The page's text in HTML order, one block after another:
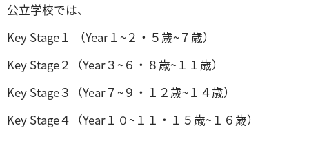
公立学校では、
Key Stage１ （Year１~２・５歳~７歳）
Key Stage２（Year３~６・８歳~１１歳）
Key Stage３（Year７~９・１２歳~１４歳）
Key Stage４（Year１０~１１・１５歳~１６歳）